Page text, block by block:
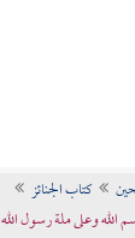
كتاب الجنائز
الله وعلى ملة رسول الله